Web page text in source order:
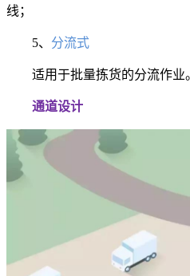
线；
5、 分流式
适用于批量拣货的分流作业
通道设计